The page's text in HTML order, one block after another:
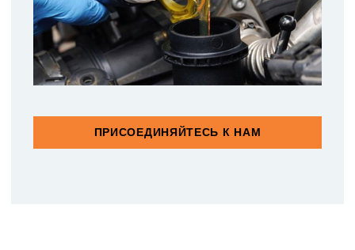
ПРИСОЕДИНЯЙТЕСЬ К НАМ